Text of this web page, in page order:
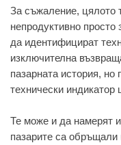
За съжаление, цялото
непродуктивно
да идентифицират
изключителна
пазарната история, но
технически
Те може и да намерят
пазарите са обръщали